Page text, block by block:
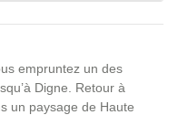
empruntez un des
Digne. Retour à
un paysage de Haute